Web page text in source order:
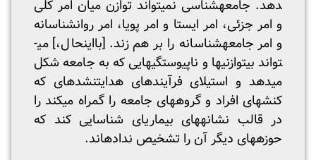
دهد. جامعه­شناسی نمی­تواند توازن میان امر کلی
و امر جزئی، امر ایستا و امر پویا، امر روانشناسانه
و امر جامعه­شناسانه را بر هم زند. [بااین­حال،] می­
تواند بی­توازنی­ها و ناپیوستگی­هایی که به جامعه شکل
می­دهد و استیلای فرآیندهای هدایت­نشده­ای که
کنش­های افراد و گروه­های جامعه را گمراه می­کند را
در قالب نشانه­های بیماری­ای شناسایی کند که
حوزه­های دیگر آن را تشخیص نداده­اند.